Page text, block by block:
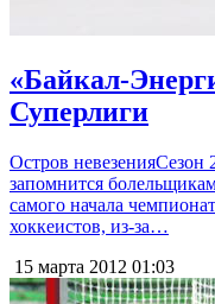
«Байкал-
Суперлиги
Остров невезенияСезон
запомнится
самого начала
хоккеистов, из-за…
15 марта 2012 01:03